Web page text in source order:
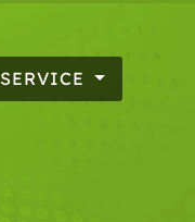
SERVICE